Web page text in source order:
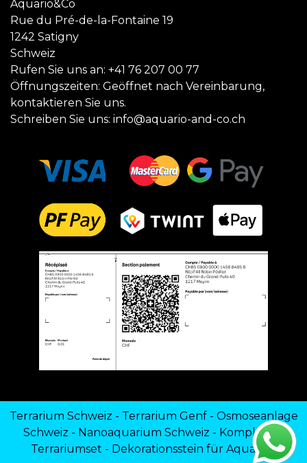
Aquario&Co
Rue du Pré-de-la-Fontaine 19
1242 Satigny
Schweiz
Rufen Sie uns an: +41 76 207 00 77
Öffnungszeiten: Geöffnet nach Vereinbarung,
kontaktieren Sie uns.
Schreiben Sie uns: info@aquario-and-co.ch
Terrarium Schweiz - Terrarium Genf- Osmoseanlage
Schweiz - Nanoaquarium Schweiz - Komplettes
Terrariumset - Dekorationsstein für Aquarien